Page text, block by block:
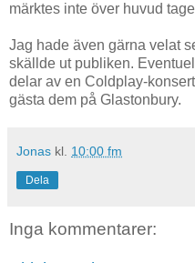
märktes inte över huvud
Jag hade även gärna velat
skällde ut publiken.
delar av en Coldplay-
gästa dem på Glastonbury.
Jonas kl. 10:00 fm
Dela
Inga kommentarer: